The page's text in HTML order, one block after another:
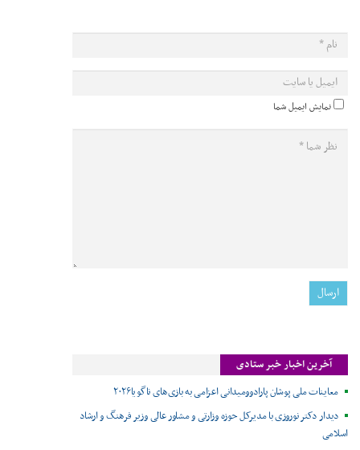
نمایش ایمیل شما
آخرین اخبار خبر ستادی
معاینات ملی پوشان پارادوومیدانی اعزامی به بازی‌های ناگویا۲۰۲۶
دیدار دکتر نوروزی با مدیرکل حوزه وزارتی و مشاور عالی وزیر فرهنگ و ارشاد
اسلامی